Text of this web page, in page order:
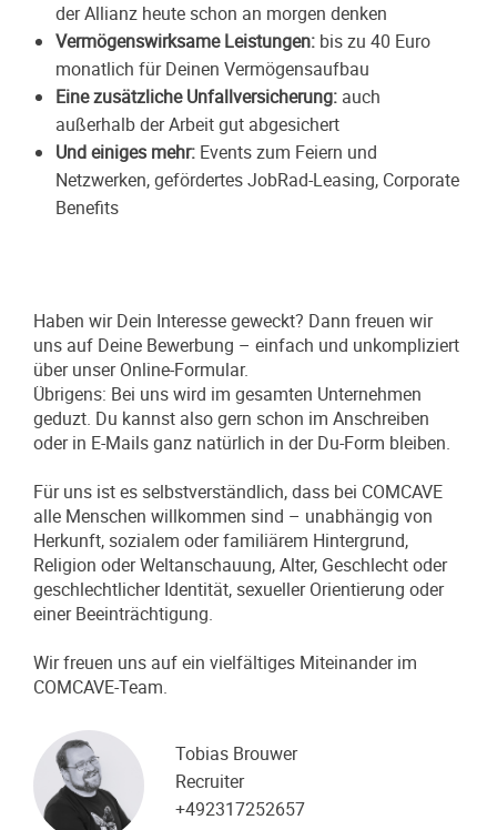
der Allianz heute schon an morgen denken
Vermögenswirksame Leistungen: bis zu 40 Euro
monatlich für Deinen Vermögensaufbau
Eine zusätzliche Unfallversicherung: auch
außerhalb der Arbeit gut abgesichert
Und einiges mehr: Events zum Feiern und
Netzwerken, gefördertes JobRad-Leasing, Corporate
Benefits
Haben wir Dein Interesse geweckt? Dann freuen wir
uns auf Deine Bewerbung – einfach und unkompliziert
über unser Online-Formular.
Übrigens: Bei uns wird im gesamten Unternehmen
geduzt. Du kannst also gern schon im Anschreiben
oder in E-Mails ganz natürlich in der Du-Form bleiben.
Für uns ist es selbstverständlich, dass bei COMCAVE
alle Menschen willkommen sind – unabhängig von
Herkunft, sozialem oder familiärem Hintergrund,
Religion oder Weltanschauung, Alter, Geschlecht oder
geschlechtlicher Identität, sexueller Orientierung oder
einer Beeinträchtigung.
Wir freuen uns auf ein vielfältiges Miteinander im
COMCAVE-Team.
Tobias Brouwer
Recruiter
+492317252657